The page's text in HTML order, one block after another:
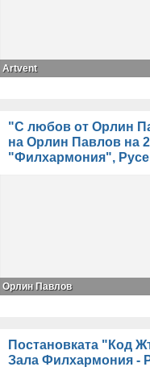
Artvent
"С любов от Орлин
на Орлин Павлов на
"Филхармония", Русе
Орлин Павлов
Постановката "Код
Зала Филхармония -